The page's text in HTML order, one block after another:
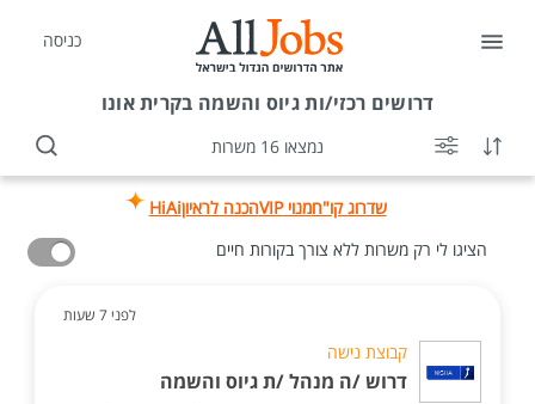
כניסה
דרושים רכזי/ות גיוס והשמה בקרית אונו
נמצאו 16 משרות
שדרוג קו"חמנוי VIP הכנה לראיוןHiAi
הציגו לי רק משרות ללא צורך בקורות חיים
לפני 7 שעות
קבוצת נישה
דרוש /ה מנהל /ת גיוס והשמה